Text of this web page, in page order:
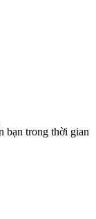
bạn trong thời gian